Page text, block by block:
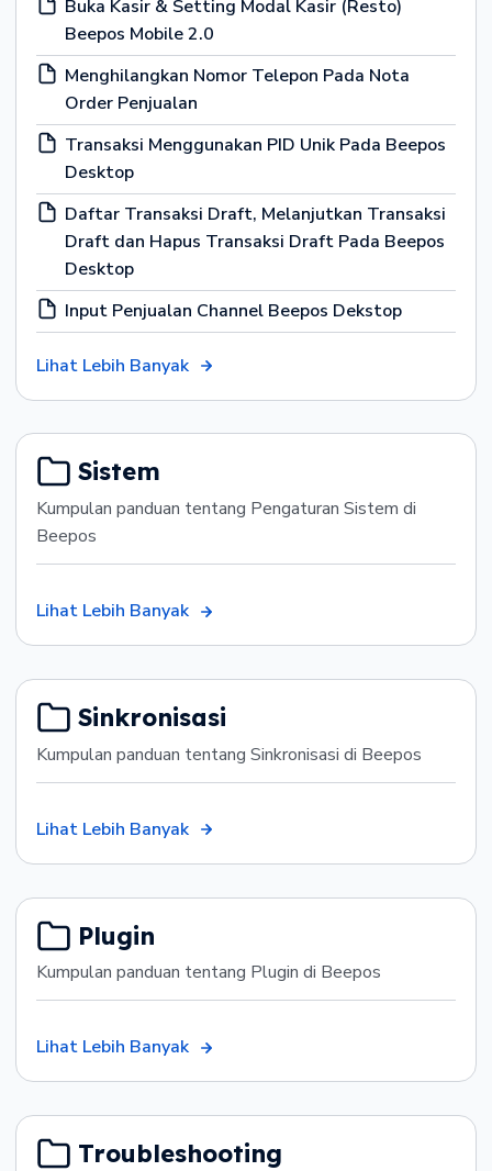
Buka Kasir & Setting Modal Kasir (Resto)
Beepos Mobile 2.0
Menghilangkan Nomor Telepon Pada Nota
Order Penjualan
Transaksi Menggunakan PID Unik Pada Beepos
Desktop
Daftar Transaksi Draft, Melanjutkan Transaksi
Draft dan Hapus Transaksi Draft Pada Beepos
Desktop
Input Penjualan Channel Beepos Dekstop
Lihat Lebih Banyak
Sistem
Kumpulan panduan tentang Pengaturan Sistem di
Beepos
Lihat Lebih Banyak
Sinkronisasi
Kumpulan panduan tentang Sinkronisasi di Beepos
Lihat Lebih Banyak
Plugin
Kumpulan panduan tentang Plugin di Beepos
Lihat Lebih Banyak
Troubleshooting